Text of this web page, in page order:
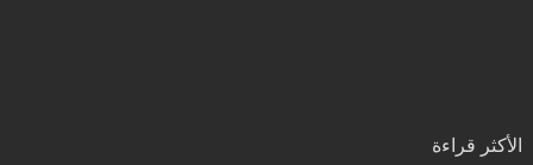
الأكثر قراءة